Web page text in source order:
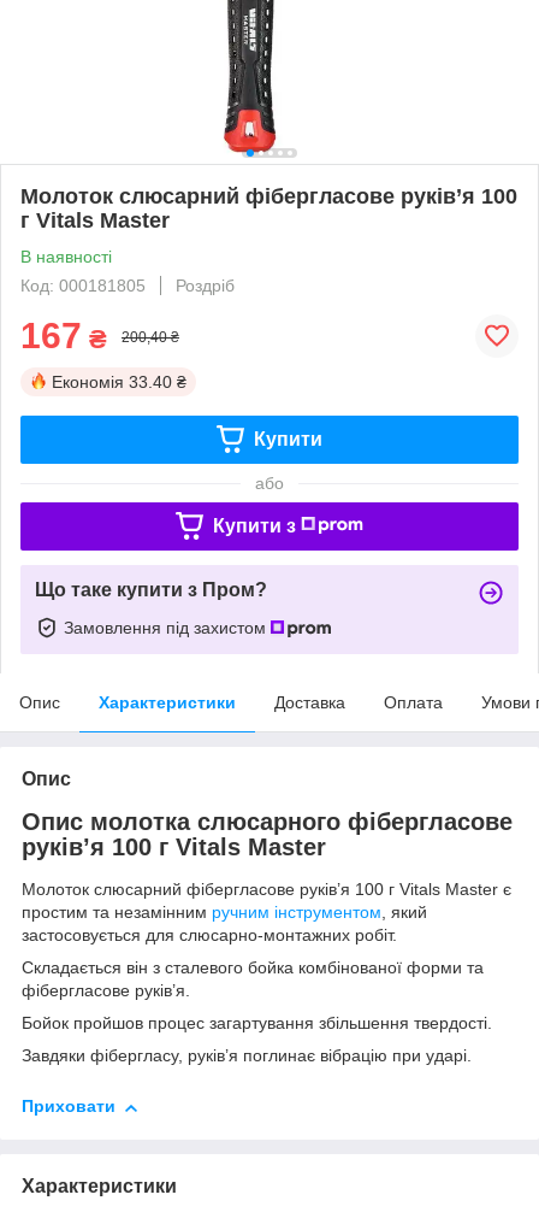
Молоток слюсарний фібергласове руків’я 100
г Vitals Master
В наявності
Код: 000181805
Роздріб
167 ₴ 200,40 ₴
Економія 33.40 ₴
Купити
або
Купити з
Що таке купити з Пром?
Замовлення під захистом
Опис Характеристики Доставка Оплата Умови
Опис
Опис молотка слюсарного фібергласове
руків’я 100 г Vitals Master
Молоток слюсарний фібергласове руків’я 100 г Vitals Master є
простим та незамінним ручним інструментом, який
застосовується для слюсарно-монтажних робіт.
Складається він з сталевого бойка комбінованої форми та
фібергласове руків’я.
Бойок пройшов процес загартування збільшення твердості.
Завдяки фібергласу, руків’я поглинає вібрацію при ударі.
Приховати
Характеристики